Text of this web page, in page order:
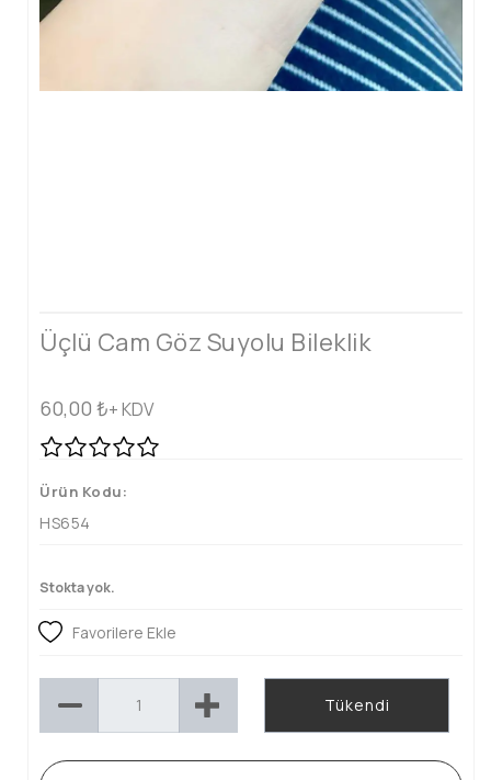
Üçlü Cam Göz Suyolu Bileklik
60,00 ₺+ KDV
Ürün Kodu:
HS654
Stokta yok.
Favorilere Ekle
Tükendi